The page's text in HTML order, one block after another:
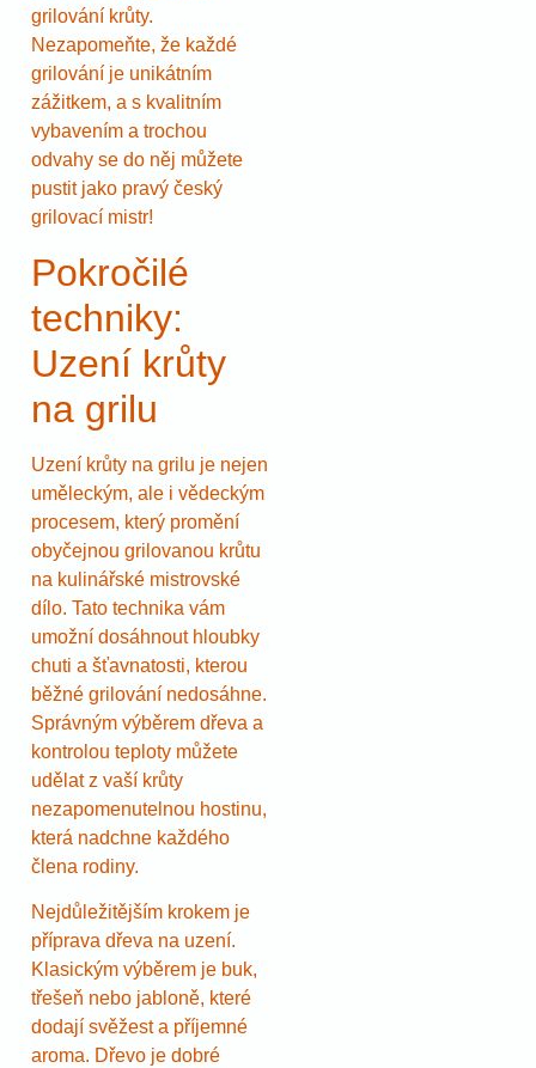
grilování krůty.
Nezapomeňte, že každé
grilování je unikátním
zážitkem, a s kvalitním
vybavením a trochou
odvahy se do něj můžete
pustit jako pravý český
grilovací mistr!
Pokročilé
techniky:
Uzení krůty
na grilu
Uzení krůty na grilu je nejen
uměleckým, ale i vědeckým
procesem, který promění
obyčejnou grilovanou krůtu
na kulinářské mistrovské
dílo. Tato technika vám
umožní dosáhnout hloubky
chuti a šťavnatosti, kterou
běžné grilování nedosáhne.
Správným výběrem dřeva a
kontrolou teploty můžete
udělat z vaší krůty
nezapomenutelnou hostinu,
která nadchne každého
člena rodiny.
Nejdůležitějším krokem je
příprava dřeva na uzení.
Klasickým výběrem je buk,
třešeň nebo jabloně, které
dodají svěžest a příjemné
aroma. Dřevo je dobré